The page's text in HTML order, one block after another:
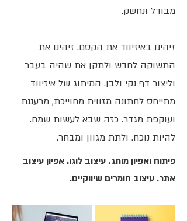
מבודל ונחשק.
זיהינו באיזיווד את הקסם. זיהינו את
התשוקה לחדש ולתקן את שהיה בעבר
וליצור דף נקי ולבן. המיתוג של איזיווד
מתייחס לחתונה מזווית מחוייכת, מרעננת
ועוקפת מגדר. כזה שבא לעשות שמח.
להיות נוכח. ולתת מגוון ומבחר.
פיתוח ואפיון מותג. עיצוב לוגו. אפיון עיצוב
אתר. עיצוב חומרים שיווקיים.